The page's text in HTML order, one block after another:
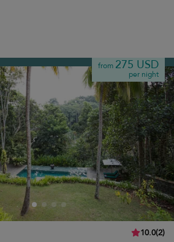
from 275 USD
per night
10.0(2)